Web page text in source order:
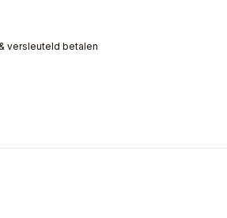
versleuteld betalen